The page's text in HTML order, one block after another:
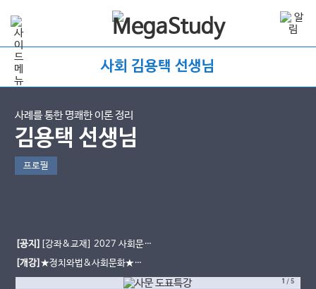
사회 김용택 선생님
사례를 통한 명쾌한 이론 정리
김용택 선생님
프로필
[공지] [강좌&교재] 2027 사회문화
용사탐 도표 특강
[개강]★정치와법&사회문화★
2027 용사탐 모주 모의고사 시즌1 개
1 /5